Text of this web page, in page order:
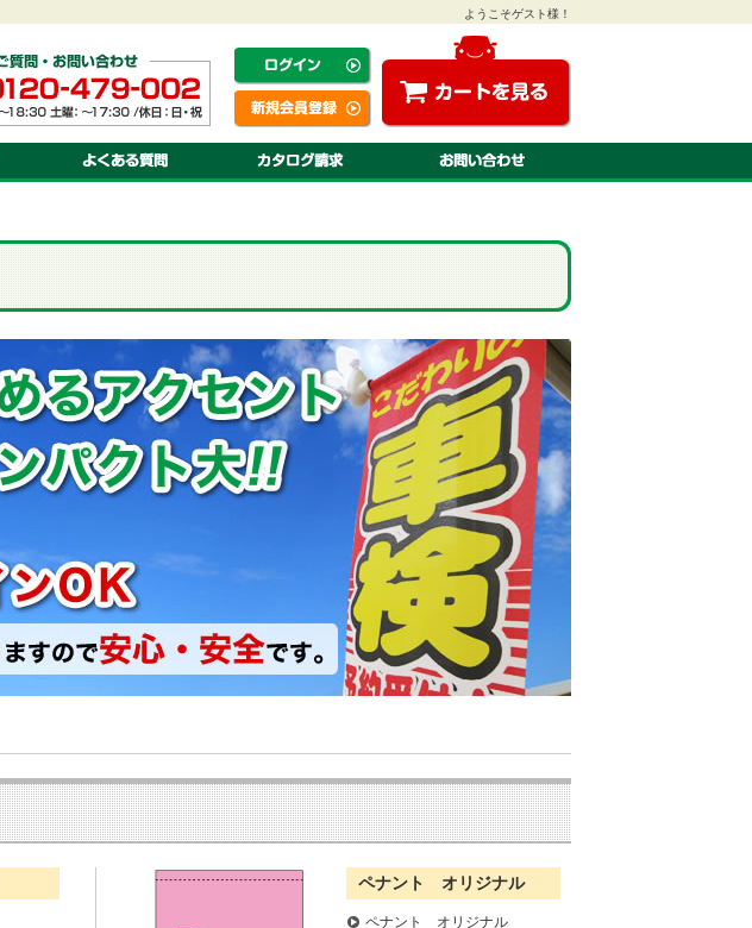
ようこそゲスト様！
ペナント オリジナル
ペナント オリジナル